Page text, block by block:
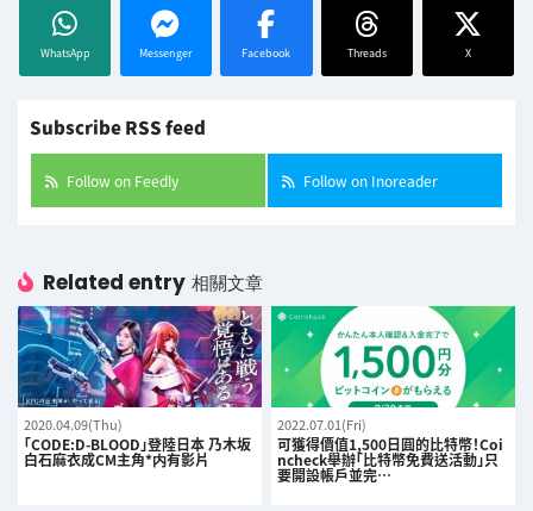
WhatsApp Messenger Facebook Threads X
Subscribe RSS feed
Follow on Feedly Follow on Inoreader
Related entry 相關文章
2020.04.09(Thu)
「CODE:D-BLOOD」登陸日本 乃木坂
白石麻衣成CM主角*内有影片
2022.07.01(Fri)
可獲得價值1,500日圓的比特幣！Coi
ncheck舉辦「比特幣免費送活動」只
要開設帳戶並完…